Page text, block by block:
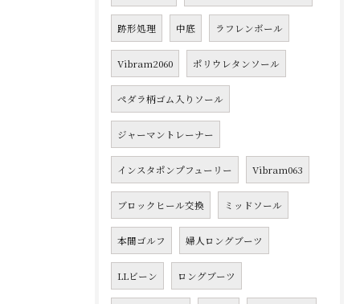
跡形処理 中底 ラフレンボール
Vibram2060 ポリウレタンソール
ペダラ柄ゴム入りソール
ジャーマントレーナー
インスタポンプフューリー Vibram063
ブロックヒール交換 ミッドソール
本間ゴルフ 婦人ロングブーツ
LLビーン ロングブーツ